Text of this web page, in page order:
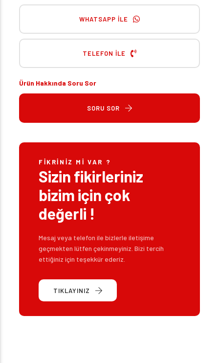
WHATSAPP İLE
TELEFON İLE
Ürün Hakkında Soru Sor
SORU SOR
FIKRINIZ MI VAR ?
Sizin fikirleriniz
bizim için çok
değerli !
Mesaj veya telefon ile bizlerle iletişime
geçmekten lütfen çekinmeyiniz. Bizi tercih
ettiğiniz için teşekkür ederiz.
TIKLAYINIZ